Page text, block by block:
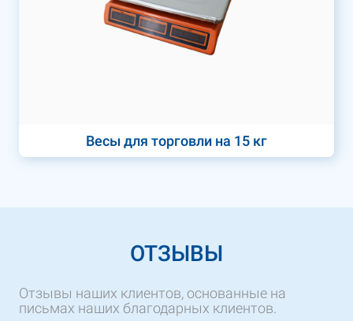
Весы для торговли на 15 кг
ОТЗЫВЫ
Отзывы наших клиентов, основанные на
письмах наших благодарных клиентов.